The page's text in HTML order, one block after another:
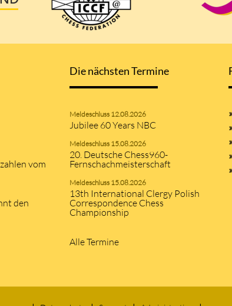
vom
den
Die nächsten Termine
Meldeschluss 12.08.2026
Jubilee 60 Years NBC
Meldeschluss 15.08.2026
20. Deutsche Chess960-
Fernschachmeisterschaft
Meldeschluss 15.08.2026
13th International Clergy Polish
Correspondence Chess
Championship
Alle Termine